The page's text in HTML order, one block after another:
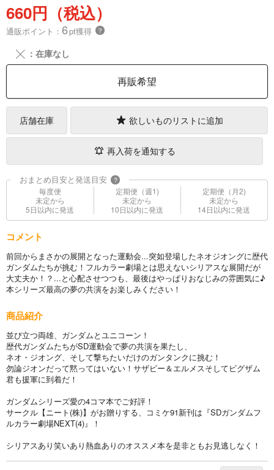
660円（税込）
通販ポイント： 6pt獲得 ？
╳ ：在庫なし
再販希望
店舗在庫 欲しいものリストに追加
再入荷を通知する
おまとめ目安と発送目安 ?
毎度便
未定から
5日以内に発送
定期便（週1)
未定から
10日以内に発送
定期便（月2)
未定から
14日以内に発送
コメント
前回からまさかの展開となった運動会...突如登場したネオジオングに歴代
ガンダムたちが挑む！フルカラー劇場とは思えないシリアスな展開だが
大丈夫か！？...と心配させつつも、最後はやっぱりおなじみの雰囲気に♪
本シリーズ最高の夢の共演をお楽しみください！
商品紹介
並び立つ両雄、ガンダムとユニコーン！
歴代ガンダムたちがSD運動会で夢の共演を果たし、
ネオ・ジオング、そして撃ちたいだけのガンタンクに挑む！
勿論ジオンだって黙ってはいない！サザビー＆エルメスそしてビグザム
君も援軍に到着だ！
ガンダムシリーズ愛の4コマ本でご好評！
サークル【ニート(株)】がお贈りする、コミケ91新刊は『SDガンダムフ
ルカラー劇場NEXT(4)』！
シリアスあり笑いあり熱血ありのオススメ本を是非ともお見逃しなく！